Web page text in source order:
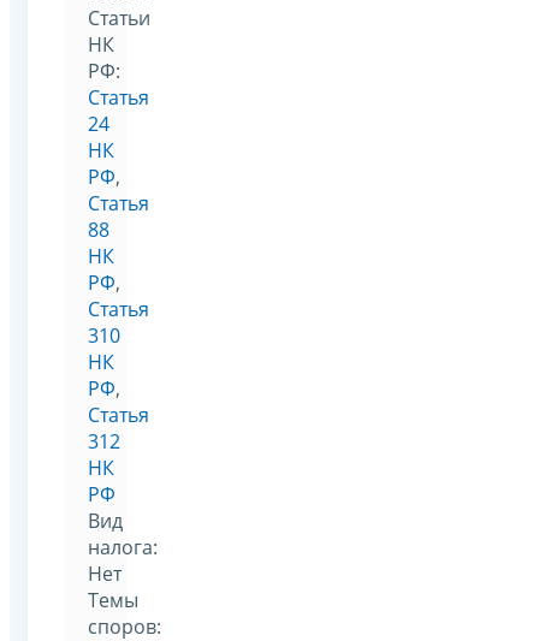
Статьи
НК
РФ:
Статья
24
НК
РФ,
Статья
88
НК
РФ,
Статья
310
НК
РФ,
Статья
312
НК
РФ
Вид
налога:
Нет
Темы
споров: